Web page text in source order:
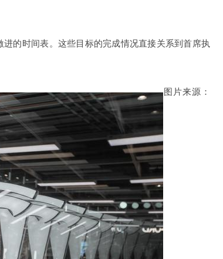
的时间表。这些目标的完成情况直接关系到首席执
图片来源：